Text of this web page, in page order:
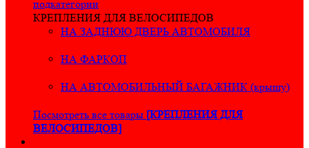
подкатегории
КРЕПЛЕНИЯ ДЛЯ ВЕЛОСИПЕДОВ
НА ЗАДНЮЮ ДВЕРЬ АВТОМОБИЛЯ
НА ФАРКОП
НА АВТОМОБИЛЬНЫЙ БАГАЖНИК (крышу)
Посмотреть все товары [КРЕПЛЕНИЯ ДЛЯ
ВЕЛОСИПЕДОВ]